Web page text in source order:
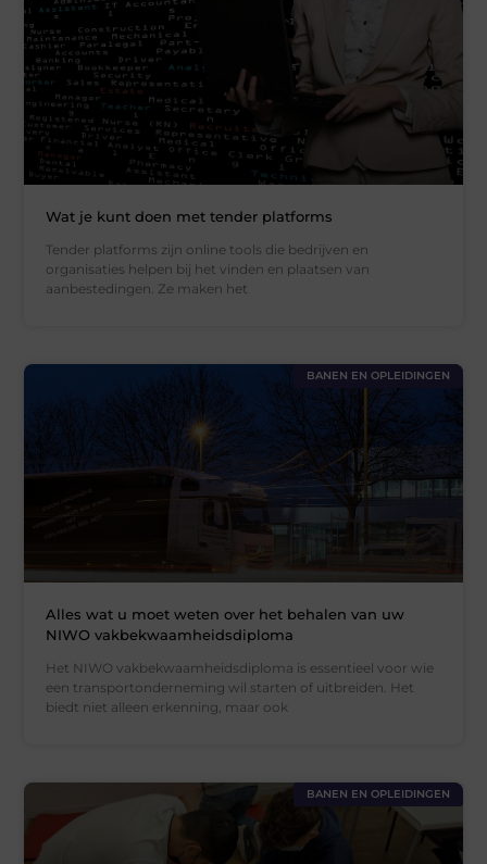
Wat je kunt doen met tender platforms
Tender platforms zijn online tools die bedrijven en
organisaties helpen bij het vinden en plaatsen van
aanbestedingen. Ze maken het
BANEN EN OPLEIDINGEN
Alles wat u moet weten over het behalen van uw
NIWO vakbekwaamheidsdiploma
Het NIWO vakbekwaamheidsdiploma is essentieel voor wie
een transportonderneming wil starten of uitbreiden. Het
biedt niet alleen erkenning, maar ook
BANEN EN OPLEIDINGEN